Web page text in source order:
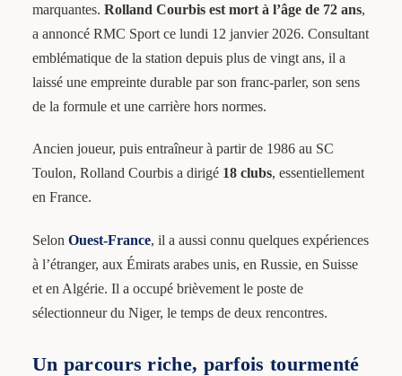
marquantes. Rolland Courbis est mort à l’âge de 72 ans,
a annoncé RMC Sport ce lundi 12 janvier 2026. Consultant
emblématique de la station depuis plus de vingt ans, il a
laissé une empreinte durable par son franc-parler, son sens
de la formule et une carrière hors normes.
Ancien joueur, puis entraîneur à partir de 1986 au SC
Toulon, Rolland Courbis a dirigé 18 clubs, essentiellement
en France.
Selon Ouest-France, il a aussi connu quelques expériences
à l’étranger, aux Émirats arabes unis, en Russie, en Suisse
et en Algérie. Il a occupé brièvement le poste de
sélectionneur du Niger, le temps de deux rencontres.
Un parcours riche, parfois tourmenté